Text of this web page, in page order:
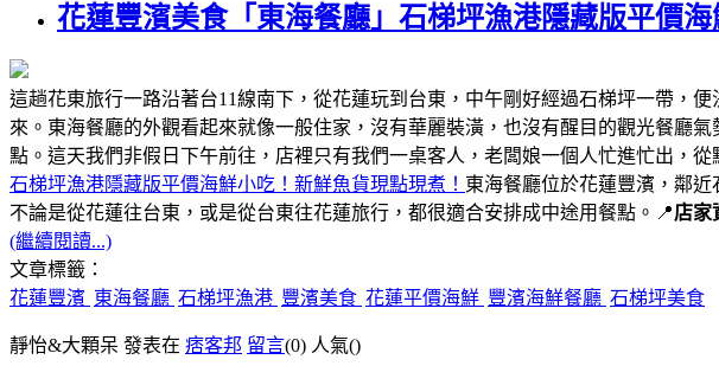
花蓮豐濱美食「東海餐廳」石梯坪漁港隱藏版平價
這趟花東旅行一路沿著台11線南下，從花蓮玩到台東，中午剛好經過石梯坪一帶，
來。東海餐廳的外觀看起來就像一般住家，沒有華麗裝潢，也沒有醒目的觀光餐廳
點。這天我們非假日下午前往，店裡只有我們一桌客人，老闆娘一個人忙進忙出，
石梯坪漁港隱藏版平價海鮮小吃！新鮮魚貨現點現煮！ 東海餐廳位於花蓮豐濱，鄰
不論是從花蓮往台東，或是從台東往花蓮旅行，都很適合安排成中途用餐點。📍店家
(繼續閱讀...)
文章標籤：
花蓮豐濱 東海餐廳 石梯坪漁港 豐濱美食 花蓮平價海鮮 豐濱海鮮餐廳 石梯坪美食
靜怡&大顆呆 發表在 痞客邦 留言(0) 人氣()